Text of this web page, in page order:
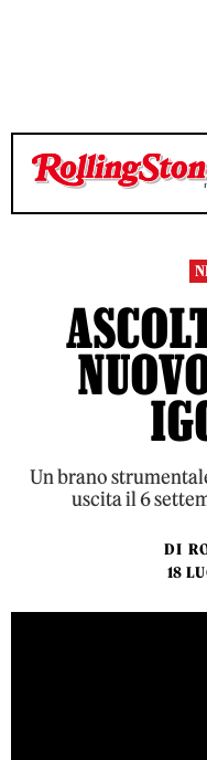
TEMPO DI LETTURA 2
TEMPO DI LETTURA 2
Un brano
uscita il 6
DI
18